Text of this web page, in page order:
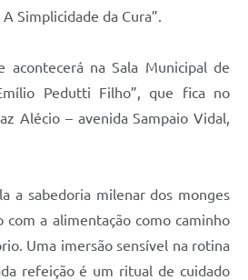
Simplicidade da Cura”.
acontecerá na Sala Municipal de
Pedutti Filho”, que fica no
Alécio – avenida Sampaio Vidal,
a sabedoria milenar dos monges
com a alimentação como caminho
Uma imersão sensível na rotina
refeição é um ritual de cuidado